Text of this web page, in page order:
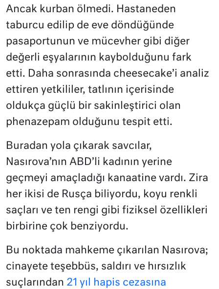
Ancak kurban ölmedi. Hastaneden
taburcu edilip de eve döndüğünde
pasaportunun ve mücevher gibi diğer
değerli eşyalarının kaybolduğunu fark
etti. Daha sonrasında cheesecake’i analiz
ettiren yetkililer, tatlının içerisinde
oldukça güçlü bir sakinleştirici olan
phenazepam olduğunu tespit etti.
Buradan yola çıkarak savcılar,
Nasırova’nın ABD’li kadının yerine
geçmeyi amaçladığı kanaatine vardı. Zira
her ikisi de Rusça biliyordu, koyu renkli
saçları ve ten rengi gibi fiziksel özellikleri
birbirine çok benziyordu.
Bu noktada mahkeme çıkarılan Nasırova;
cinayete teşebbüs, saldırı ve hırsızlık
suçlarından 21 yıl hapis cezasına